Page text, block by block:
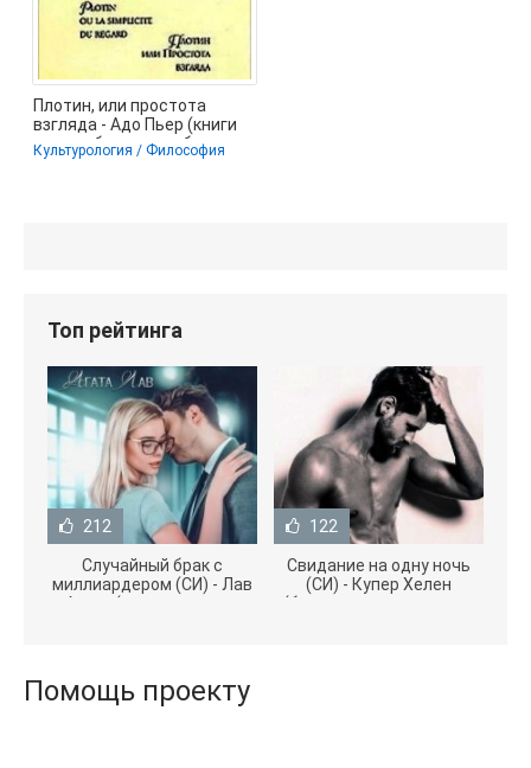
Плотин, или простота
взгляда - Адо Пьер (книги
читать бесплатно без
регистрации
Культурология / Философия
Топ рейтинга
212
Случайный брак с
миллиардером (СИ) - Лав
Агата (полная версия
122
Свидание на одну ночь
(СИ) - Купер Хелен
(бесплатные серии книг
Помощь проекту